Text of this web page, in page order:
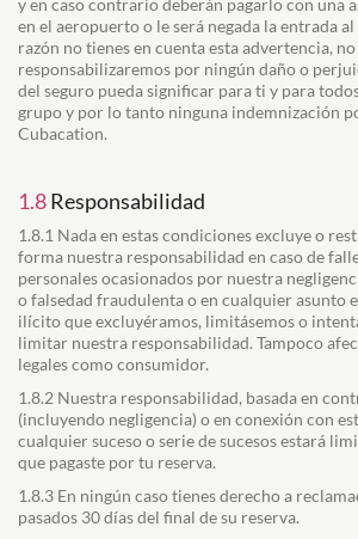
y en caso contrario deberán pagarlo con una
en el aeropuerto o le será negada la entrada
razón no tienes en cuenta esta advertencia,
responsabilizaremos por ningún daño o
del seguro pueda significar para ti y para
grupo y por lo tanto ninguna indemnización
Cubacation.
1.8Responsabilidad
1.8.1 Nada en estas condiciones excluye o
forma nuestra responsabilidad en caso de
personales ocasionados por nuestra
o falsedad fraudulenta o en cualquier asunto
ilícito que excluyéramos, limitásemos o
limitar nuestra responsabilidad. Tampoco
legales como consumidor.
1.8.2 Nuestra responsabilidad, basada en
(incluyendo negligencia) o en conexión con
cualquier suceso o serie de sucesos estará
que pagaste por tu reserva.
1.8.3 En ningún caso tienes derecho a
pasados 30 días del final de su reserva.